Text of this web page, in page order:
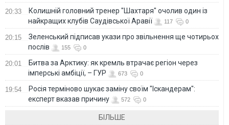
20:33
Колишній головний тренер "Шахтаря" очолив один із
найкращих клубів Саудівської Аравії
117 0
20:15
Зеленський підписав укази про звільнення ще чотирьох
послів
155 0
20:01
Битва за Арктику: як кремль втрачає регіон через
імперські амбіції, – ГУР
673 0
19:54
Росія терміново шукає заміну своїм "Іскандерам":
експерт вказав причину
572 0
БІЛЬШЕ